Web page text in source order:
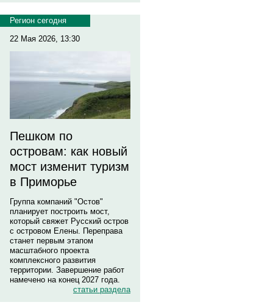
Регион сегодня
22 Мая 2026, 13:30
Пешком по
островам: как новый
мост изменит туризм
в Приморье
Группа компаний "Остов"
планирует построить мост,
который свяжет Русский остров
с островом Елены. Переправа
станет первым этапом
масштабного проекта
комплексного развития
территории. Завершение работ
намечено на конец 2027 года.
статьи раздела